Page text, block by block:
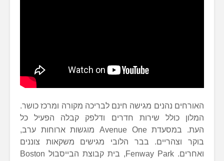
האורחים נהנים מגישה חינם לבריכה מקורה ומרכז כושר.
המלון כולל שירות חדרים ודלפק קבלה הפעיל כל
העת. במסעדת Avenue One מוגשות ארוחות ערב,
בוקר וצהריים. בבר הלובי מגישים משקאות צוננים
ואחרים. Fenway Park, בית קבוצת הבייסבול Boston